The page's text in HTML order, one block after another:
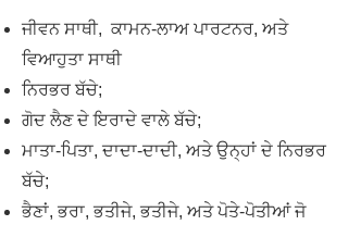
ਜੀਵਨ ਸਾਥੀ, ਕਾਮਨ-ਲਾਅ ਪਾਰਟਨਰ, ਅਤੇ
ਵਿਆਹੁਤਾ ਸਾਥੀ
ਨਿਰਭਰ ਬੱਚੇ;
ਗੋਦ ਲੈਣ ਦੇ ਇਰਾਦੇ ਵਾਲੇ ਬੱਚੇ;
ਮਾਤਾ-ਪਿਤਾ, ਦਾਦਾ-ਦਾਦੀ, ਅਤੇ ਉਨ੍ਹਾਂ ਦੇ ਨਿਰਭਰ
ਬੱਚੇ;
ਭੈਣਾਂ, ਭਰਾ, ਭਤੀਜੇ, ਭਤੀਜੇ, ਅਤੇ ਪੋਤੇ-ਪੋਤੀਆਂ ਜੋ